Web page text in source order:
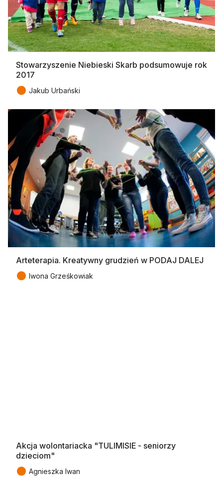
Stowarzyszenie Niebieski Skarb podsumowuje rok
2017
● Jakub Urbański
Arteterapia. Kreatywny grudzień w PODAJ DALEJ
● Iwona Grześkowiak
Akcja wolontariacka "TULIMISIE - seniorzy
dzieciom"
● Agnieszka Iwan